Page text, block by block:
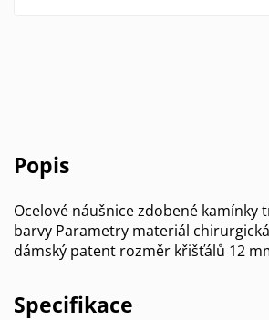
Popis
Ocelové náušnice zdobené kamínky
barvy Parametry materiál
dámský patent rozměr křišťálů 12
Specifikace